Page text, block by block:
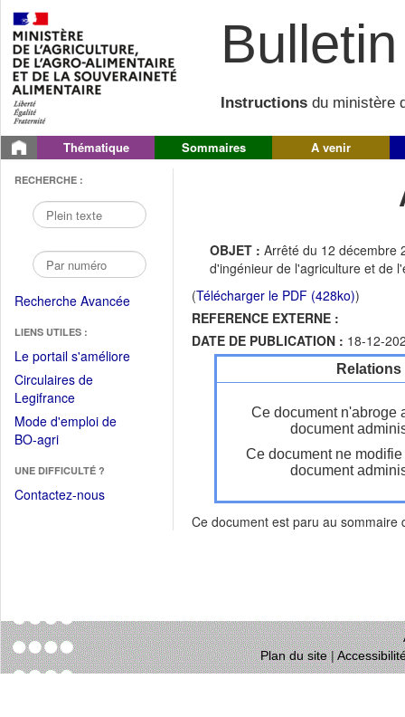
Instructions du ministère
Thématique Sommaires A venir
RECHERCHE :
Recherche Avancée
LIENS UTILES :
Le portail s'améliore(Fichier
Circulaires de
Legifrance(Ouvrir
dans
une
fenêtre)
Mode d'emploi de
BO-agri(Ouvrir
une
nouvelle
UNE DIFFICULTÉ ?
Contactez-nous
OBJET : Arrêté du 12 décembre
d'ingénieur de l'agriculture et de
(Télécharger le PDF (428ko))
REFERENCE EXTERNE :
DATE DE PUBLICATION : 18-12-
Ce document n'abroge
document
Ce document ne
document
Ce document est paru au sommaire
Plan du site|